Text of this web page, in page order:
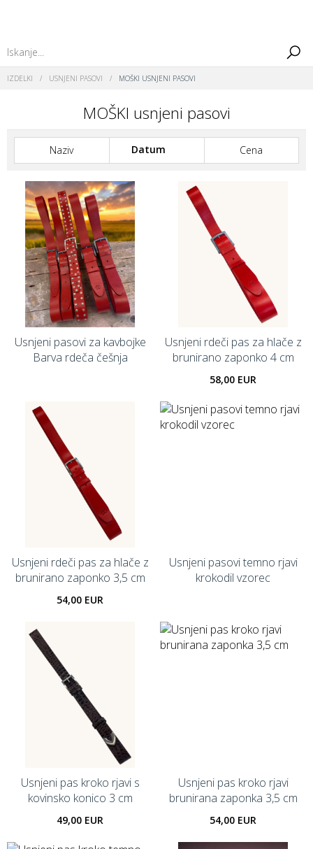
IZDELKI / USNJENI PASOVI / MOŠKI USNJENI PASOVI
MOŠKI usnjeni pasovi
Naziv Datum Cena
Usnjeni pasovi za kavbojke
Barva rdeča češnja
Usnjeni rdeči pas za hlače z
brunirano zaponko 4 cm
58,00 EUR
Usnjeni rdeči pas za hlače z
brunirano zaponko 3,5 cm
54,00 EUR
Usnjeni pasovi temno rjavi
krokodil vzorec
Usnjeni pas kroko rjavi s
kovinsko konico 3 cm
49,00 EUR
Usnjeni pas kroko rjavi
brunirana zaponka 3,5 cm
54,00 EUR